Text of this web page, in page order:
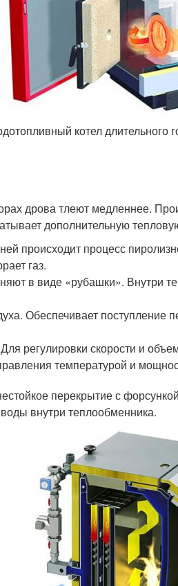
котел
дрова тлеют медленнее.
дополнительную
происходит процесс
газ.
в виде «рубашки». Внутри
Обеспечивает поступление
регулировки скорости и
температурой и
перекрытие с
внутри теплообменника.